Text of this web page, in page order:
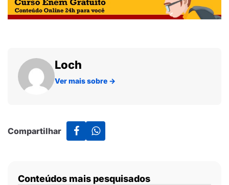
Loch
Ver mais sobre →
Compartilhar
Conteúdos mais pesquisados